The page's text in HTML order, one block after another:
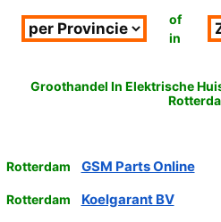
of
in
Groothandel In Elektrische
Rotterdam GSM Parts Online
Rotterdam Koelgarant BV